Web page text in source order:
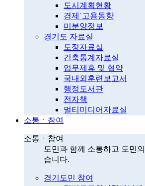
도시계획현황
경제˙고용동향
미분양정보
경기도 자료실
도정자료실
건축통계자료실
업무제휴 및 협약
국내외훈련보고서
행정도서관
전자책
멀티미디어자료실
소통ㆍ참여
소통ㆍ참여
도민과 함께 소통하고 도민
습니다.
경기도민 참여